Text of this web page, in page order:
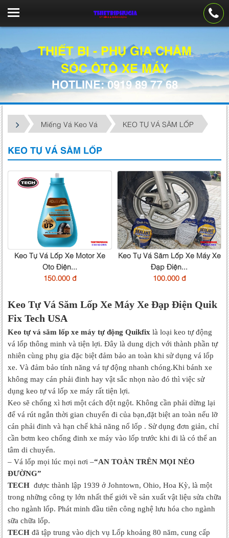
THIẾT BỊ - PHỤ GIA CHĂM
SÓC ÔTÔ XE MÁY
HOTLINE: 0919 89 77 68
Miếng Vá Keo Vá KEO TỰ VÁ SĂM LỐP
KEO TỰ VÁ SĂM LỐP
Keo Tự Vá Lốp Xe Motor Xe
Oto Điện...
150.000 đ
Keo Tự Vá Săm Lốp Xe Máy Xe
Đạp Điện...
100.000 đ
Keo Tự Vá Săm Lốp Xe Máy Xe Đạp Điện Quik
Fix Tech USA
Keo tự vá săm lốp xe máy tự động Quikfix là loại keo tự động
vá lốp thông minh và tiện lợi. Đây là dung dịch với thành phần tự
nhiên cùng phụ gia đặc biệt đảm bảo an toàn khi sử dụng vá lốp
xe. Và đảm bảo tính năng vá tự động nhanh chóng.Khi bánh xe
không may cán phải đinh hay vật sắc nhọn nào đó thì việc sử
dụng keo tự vá lốp xe máy rất tiện lợi.
Keo sẽ chống xì hơi một cách đột ngột. Không cần phải dừng lại
để vá rút ngắn thời gian chuyến đi của bạn,đặt biệt an toàn nếu lỡ
cán phải đinh và hạn chế khả năng nổ lốp . Sử dụng đơn giản, chỉ
cần bơm keo chống đinh xe máy vào lốp trước khi đi là có thể an
tâm di chuyển.
– Vá lốp mọi lúc mọi nơi –“AN TOÀN TRÊN MỌI NẺO
ĐƯỜNG”
TECH được thành lập 1939 ở Johntown, Ohio, Hoa Kỳ, là một
trong những công ty lớn nhất thế giới về sản xuất vật liệu sửa chữa
cho ngành lốp. Phát minh đầu tiên công nghệ lưu hóa cho ngành
sữa chữa lốp.
TECH đã tập trung vào dịch vụ Lốp khoảng 80 năm, cung cấp